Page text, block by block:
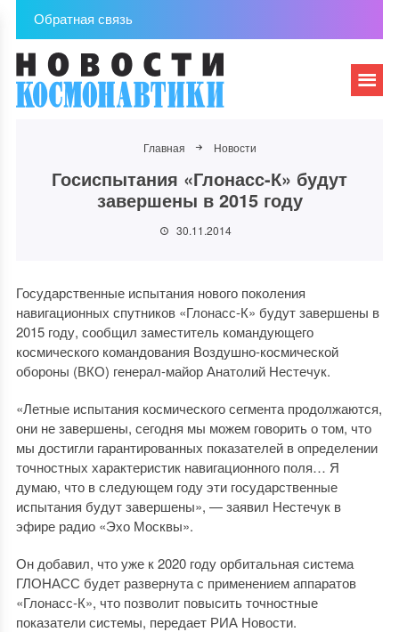
Обратная связь
Главная Новости
Госиспытания «Глонасс-К» будут
завершены в 2015 году
30.11.2014
Государственные испытания нового поколения
навигационных спутников «Глонасс-К» будут завершены в
2015 году, сообщил заместитель командующего
космического командования Воздушно-космической
обороны (ВКО) генерал-майор Анатолий Нестечук.
«Летные испытания космического сегмента продолжаются,
они не завершены, сегодня мы можем говорить о том, что
мы достигли гарантированных показателей в определении
точностных характеристик навигационного поля… Я
думаю, что в следующем году эти государственные
испытания будут завершены», — заявил Нестечук в
эфире радио «Эхо Москвы».
Он добавил, что уже к 2020 году орбитальная система
ГЛОНАСС будет развернута с применением аппаратов
«Глонасс-К», что позволит повысить точностные
показатели системы, передает РИА Новости.